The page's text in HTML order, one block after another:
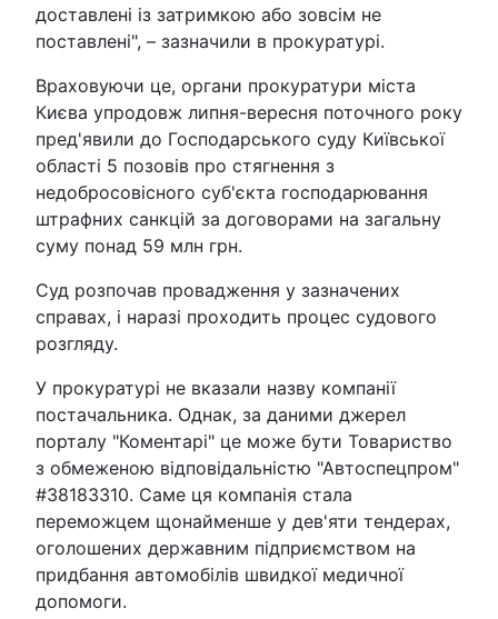
доставлені із затримкою або зовсім не
поставлені", – зазначили в прокуратурі.
Враховуючи це, органи прокуратури міста
Києва упродовж липня-вересня поточного року
пред'явили до Господарського суду Київської
області 5 позовів про стягнення з
недобросовісного суб'єкта господарювання
штрафних санкцій за договорами на загальну
суму понад 59 млн грн.
Суд розпочав провадження у зазначених
справах, і наразі проходить процес судового
розгляду.
У прокуратурі не вказали назву компанії
постачальника. Однак, за даними джерел
порталу "Коментарі" це може бути Товариство
з обмеженою відповідальністю "Автоспецпром"
#38183310. Саме ця компанія стала
переможцем щонайменше у дев'яти тендерах,
оголошених державним підприємством на
придбання автомобілів швидкої медичної
допомоги.